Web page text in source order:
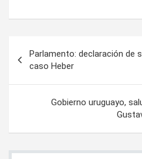
de
entradas
Parlamento: declaración de
caso Heber
Gobierno uruguayo,